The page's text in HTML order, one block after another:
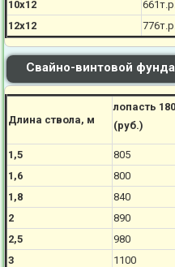
10х12
661
12х12
776
Свайно-винтовой
Длина ствола, м
лопасть
(руб.)
1,5 805
1,6
800
1,8
840
2
890
2,5
980
3
1100